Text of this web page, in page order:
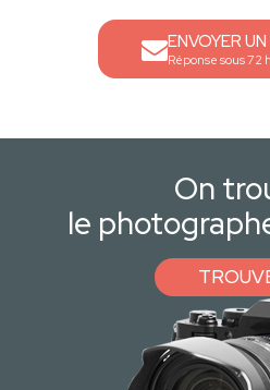
ENVOYER
Réponse sous 72
On
le